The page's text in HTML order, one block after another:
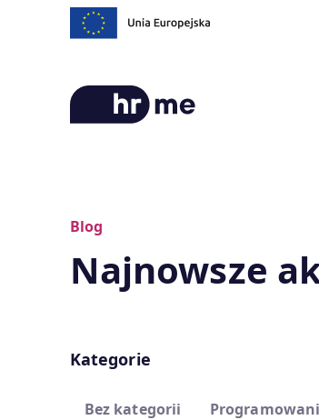
Blog
Najnowsze
Kategorie
Bez kategorii